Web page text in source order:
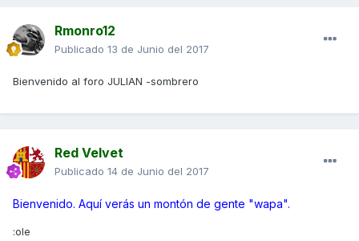
Rmonro12
Publicado 13 de Junio del 2017
Bienvenido al foro JULIAN -sombrero
Red Velvet
Publicado 14 de Junio del 2017
Bienvenido. Aquí verás un montón de gente "wapa".
:ole